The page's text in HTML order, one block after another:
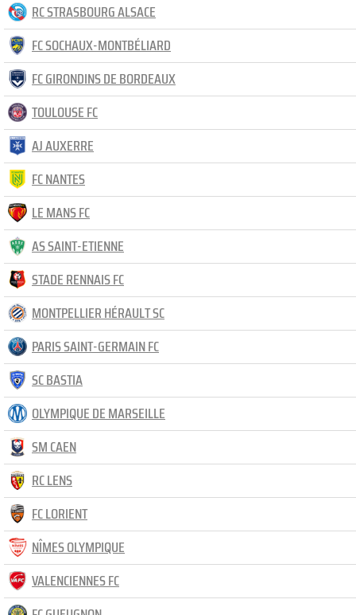
RC STRASBOURG ALSACE
FC SOCHAUX-MONTBÉLIARD
FC GIRONDINS DE BORDEAUX
TOULOUSE FC
AJ AUXERRE
FC NANTES
LE MANS FC
AS SAINT-ETIENNE
STADE RENNAIS FC
MONTPELLIER HÉRAULT SC
PARIS SAINT-GERMAIN FC
SC BASTIA
OLYMPIQUE DE MARSEILLE
SM CAEN
RC LENS
FC LORIENT
NÎMES OLYMPIQUE
VALENCIENNES FC